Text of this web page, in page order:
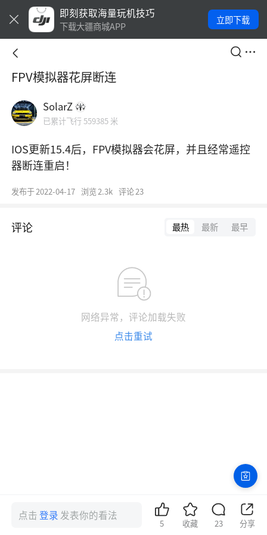
即刻获取海量玩机技巧
下载大疆商城APP
立即下载
FPV模拟器花屏断连
SolarZ
已累计飞行 559385 米
IOS更新15.4后，FPV模拟器会花屏，并且经常遥控
器断连重启！
发布于2022-04-17 浏览2.3k 评论23
评论 最热 最新 最早
网络异常，评论加载失败
点击重试
点击登录 发表你的看法
5 收藏 23 分享